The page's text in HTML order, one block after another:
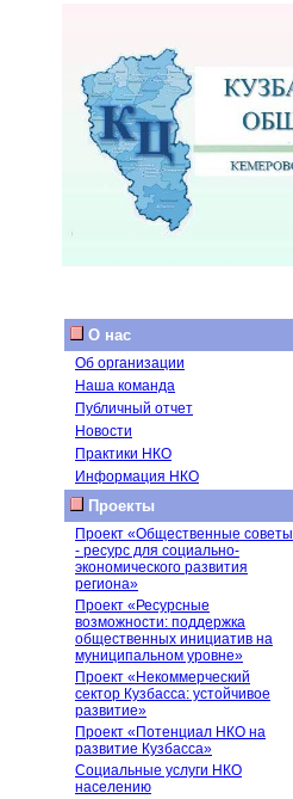
О нас
Об организации
Наша команда
Публичный отчет
Новости
Практики НКО
Информация НКО
Проекты
Проект «Общественные советы
- ресурс для социально-
экономического развития
региона»
Проект «Ресурсные
возможности: поддержка
общественных инициатив на
муниципальном уровне»
Проект «Некоммерческий
сектор Кузбасса: устойчивое
развитие»
Проект «Потенциал НКО на
развитие Кузбасса»
Социальные услуги НКО
населению